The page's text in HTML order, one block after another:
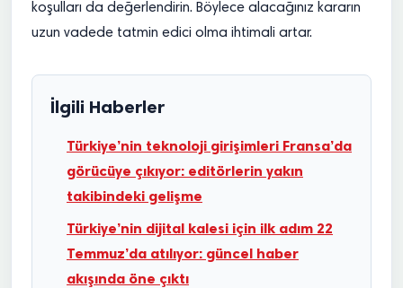
koşulları da değerlendirin. Böylece alacağınız kararın
uzun vadede tatmin edici olma ihtimali artar.
İlgili Haberler
Türkiye’nin teknoloji girişimleri Fransa’da
görücüye çıkıyor: editörlerin yakın
takibindeki gelişme
Türkiye’nin dijital kalesi için ilk adım 22
Temmuz’da atılıyor: güncel haber
akışında öne çıktı